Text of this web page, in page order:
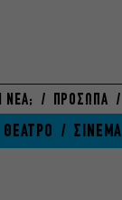
ΝΕΑ; ΠΡΟΣΩΠΑ
ΘΕΑΤΡΟ ΣΙΝΕΜΑ